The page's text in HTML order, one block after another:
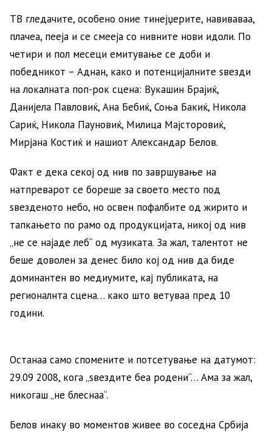
ТВ гледачите, особено оние тинејџерите, навиваваа,
плачеа, пееја и се смееја со нивните нови идоли. По
четири и пол месеци емитување се доби и
победникот – Аднан, како и потенцијалните ѕвезди
на локалната поп-рок сцена: Вукашин Брајиќ,
Данијела Павловиќ, Ана Бебиќ, Соња Бакиќ, Никола
Сариќ, Никола Пауновиќ, Милица Мајсторовиќ,
Мирјана Костиќ и нашиот Александар Белов.
Факт е дека секој од нив по завршување на
натпреварот се бореше за своето место под
ѕвезденото небо, но освен пофалбите од жирито и
тапкањето по рамо од продукцијата, никој од нив
„не се најаде леб“ од музиката. За жал, талентот не
беше доволен за денес било кој од нив да биде
доминантен во медиумите, кај публиката, на
регионалнта сцена… како што ветуваа пред 10
години.
Останаа само спомените и потсетување на датумот:
29.09 2008, кога „ѕвездите беа родени“… Ама за жал,
никогаш „не блеснаа“.
Белов инаку во моментов живее во соседна Србија